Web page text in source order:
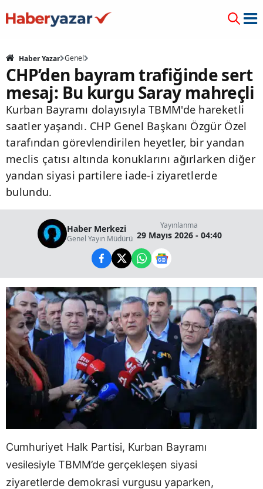
Haber Yazar Genel
CHP’den bayram trafiğinde sert
mesaj: Bu kurgu Saray mahreçli
Kurban Bayramı dolayısıyla TBMM'de hareketli
saatler yaşandı. CHP Genel Başkanı Özgür Özel
tarafından görevlendirilen heyetler, bir yandan
meclis çatısı altında konuklarını ağırlarken diğer
yandan siyasi partilere iade-i ziyaretlerde
bulundu.
Haber Merkezi
Genel Yayın Müdürü
Yayınlanma
29 Mayıs 2026 - 04:40
Cumhuriyet Halk Partisi, Kurban Bayramı
vesilesiyle TBMM’de gerçekleşen siyasi
ziyaretlerde demokrasi vurgusu yaparken,